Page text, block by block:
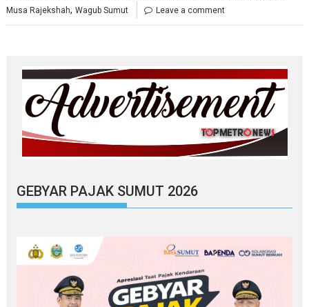
Musa Rajekshah,Wagub Sumut Leave a comment
GEBYAR PAJAK SUMUT 2026